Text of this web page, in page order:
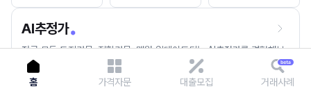
AI추정가
전국 모든 토지건물, 집합건물, 매월 업데이트되는 AI추정가를 경험해보
세요.
홈 가격자문 대출모집 거래사례